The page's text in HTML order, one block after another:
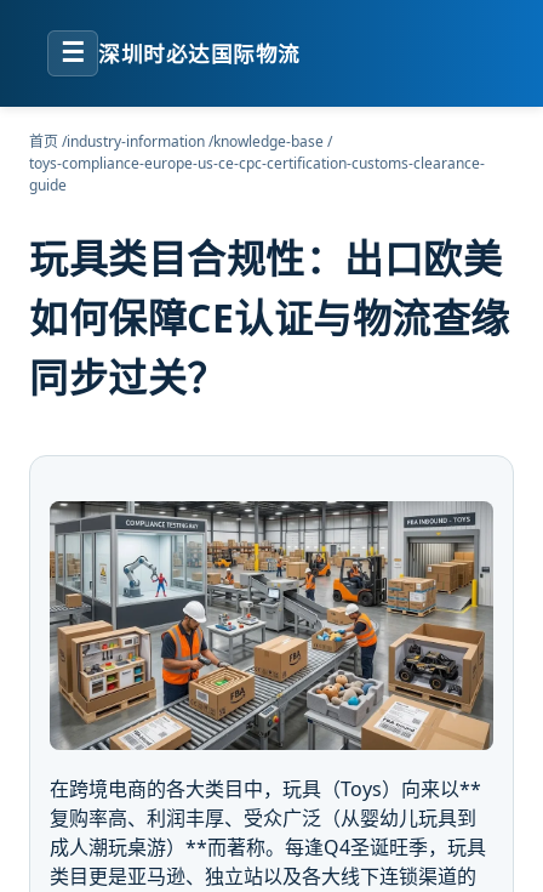
☰ 深圳时必达国际物流
首页/industry-information/knowledge-base/
toys-compliance-europe-us-ce-cpc-certification-customs-clearance-
guide
玩具类目合规性：出口欧美
如何保障CE认证与物流查缘
同步过关？
在跨境电商的各大类目中，玩具（Toys）向来以**
复购率高、利润丰厚、受众广泛（从婴幼儿玩具到
成人潮玩桌游）**而著称。每逢Q4圣诞旺季，玩具
类目更是亚马逊、独立站以及各大线下连锁渠道的